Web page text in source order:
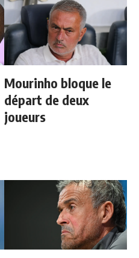
Mourinho bloque le
départ de deux
joueurs